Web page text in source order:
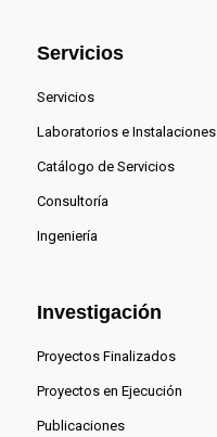
Servicios
Servicios
Laboratorios e Instalaciones
Catálogo de Servicios
Consultoría
Ingeniería
Investigación
Proyectos Finalizados
Proyectos en Ejecución
Publicaciones